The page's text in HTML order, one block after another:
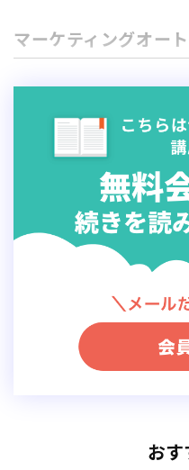
マーケティングオー
マーケティングオートメ
において発生する定型的
る取り組み、および、そ
ます。以降、MAツールと
利用するメ
お